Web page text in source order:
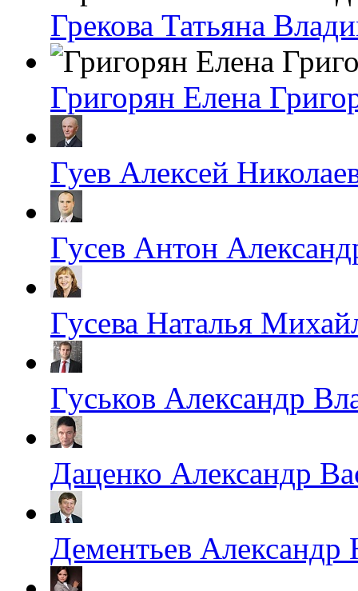
Грекова Татьяна
Григорян Елена
Гуев Алексей
Гусев Антон
Гусева Наталья
Гуськов Александр
Даценко Александр
Дементьев